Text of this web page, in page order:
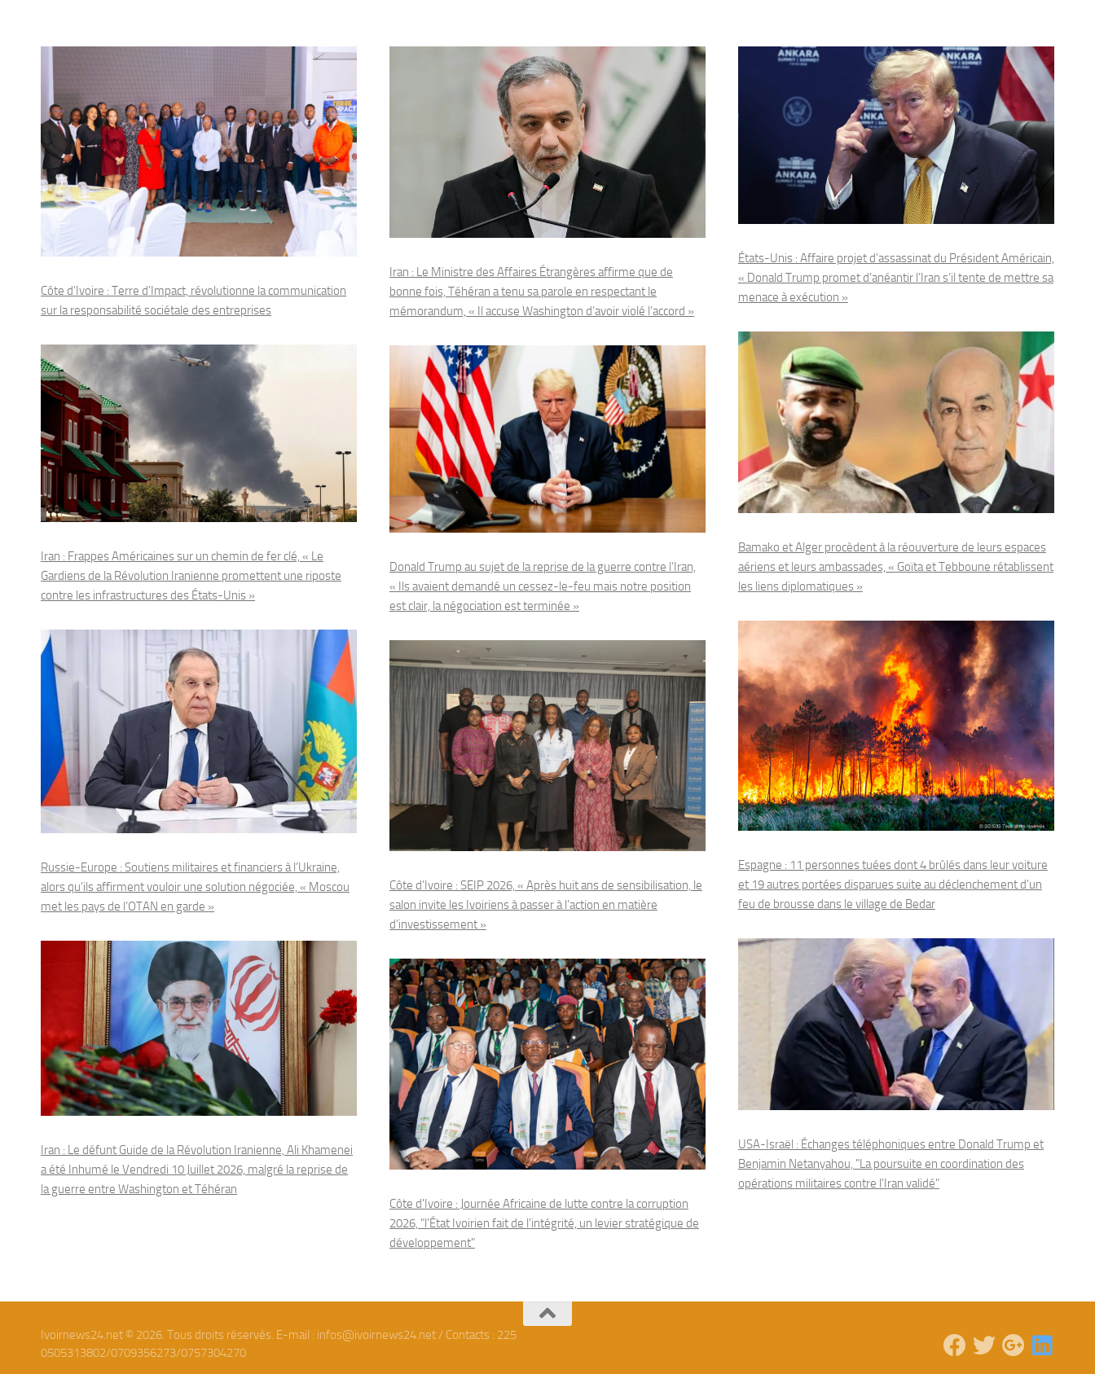
Côte d’Ivoire : Terre d’Impact, révolutionne la communication
sur la responsabilité sociétale des entreprises
Iran : Frappes Américaines sur un chemin de fer clé, « Le
Gardiens de la Révolution Iranienne promettent une riposte
contre les infrastructures des États-Unis »
Russie-Europe : Soutiens militaires et financiers à l’Ukraine,
alors qu’ils affirment vouloir une solution négociée, « Moscou
met les pays de l’OTAN en garde »
Iran : Le défunt Guide de la Révolution Iranienne, Ali Khamenei
a été Inhumé le Vendredi 10 Juillet 2026, malgré la reprise de
la guerre entre Washington et Téhéran
Iran : Le Ministre des Affaires Étrangères affirme que de
bonne fois, Téhéran a tenu sa parole en respectant le
mémorandum, « Il accuse Washington d’avoir violé l’accord »
Donald Trump au sujet de la reprise de la guerre contre l’Iran,
« Ils avaient demandé un cessez-le-feu mais notre position
est clair, la négociation est terminée »
Côte d’Ivoire : SEIP 2026, « Après huit ans de sensibilisation, le
salon invite les Ivoiriens à passer à l’action en matière
d’investissement »
Côte d'Ivoire : Journée Africaine de lutte contre la corruption
2026, "l'État Ivoirien fait de l'intégrité, un levier stratégique de
développement"
États-Unis : Affaire projet d’assassinat du Président Américain,
« Donald Trump promet d’anéantir l’Iran s’il tente de mettre sa
menace à exécution »
Bamako et Alger procèdent à la réouverture de leurs espaces
aériens et leurs ambassades, « Goïta et Tebboune rétablissent
les liens diplomatiques »
Espagne : 11 personnes tuées dont 4 brûlés dans leur voiture
et 19 autres portées disparues suite au déclenchement d’un
feu de brousse dans le village de Bedar
USA-Israël : Échanges téléphoniques entre Donald Trump et
Benjamin Netanyahou, "La poursuite en coordination des
opérations militaires contre l'Iran validé"
Ivoirnews24.net © 2026. Tous droits réservés. E-mail : infos@ivoirnews24.net / Contacts : 225
0505313802/0709356273/0757304270